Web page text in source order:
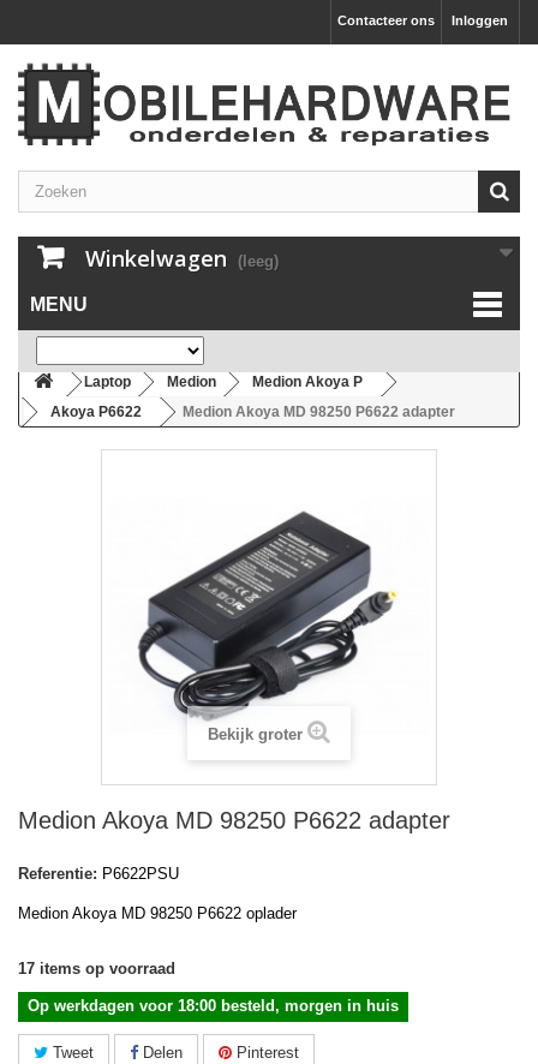
Inloggen
Contacteer ons
Winkelwagen (leeg)
MENU
Laptop Medion
Medion Akoya P
Akoya P6622
Medion Akoya MD 98250 P6622 adapter
Bekijk groter
Medion Akoya MD 98250 P6622 adapter
Referentie: P6622PSU
Medion Akoya MD 98250 P6622 oplader
17 items op voorraad
Op werkdagen voor 18:00 besteld, morgen in huis
Tweet Delen Pinterest